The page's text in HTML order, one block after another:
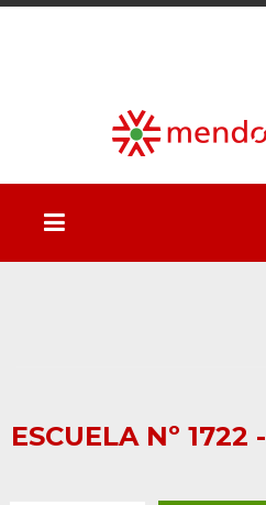
ESCUELA Nº 1722 -